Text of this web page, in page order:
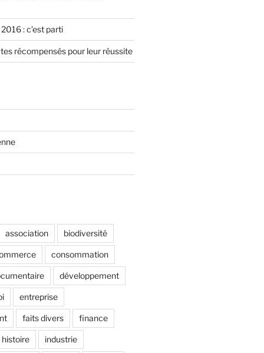
: c’est parti
récompensés pour leur réussite
association biodiversité
consommation
développement
entreprise
faits divers finance
histoire industrie